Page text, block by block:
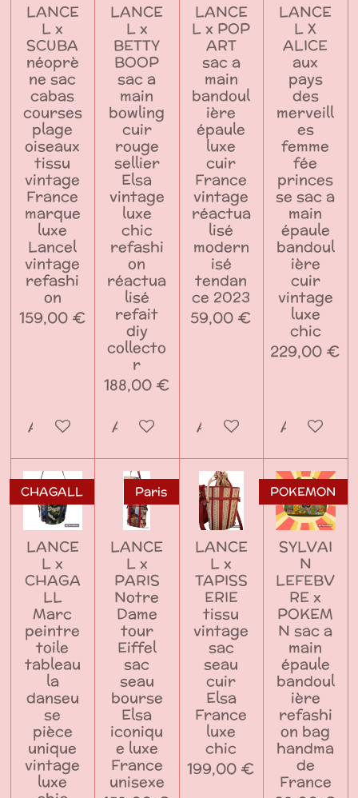
LANCE
L x
SCUBA
néoprè
ne sac
cabas
courses
plage
oiseaux
tissu
vintage
France
marque
luxe
Lancel
vintage
refashi
on
159,00 €
Ajouter au panier
LANCE
L x
BETTY
BOOP
sac a
main
bowling
cuir
rouge
sellier
Elsa
vintage
luxe
chic
refashi
on
réactua
lisé
refait
diy
collecto
r
188,00 €
Ajouter au panier
LANCE
L x POP
ART
sac a
main
bandoul
ière
épaule
luxe
cuir
France
vintage
réactua
lisé
modern
isé
tendan
ce 2023
59,00 €
Ajouter au panier
LANCE
L X
ALICE
aux
pays
des
merveill
es
femme
fée
princes
se sac a
main
épaule
bandoul
ière
cuir
vintage
luxe
chic
229,00 €
Ajouter
CHAGALL
LANCE
L x
CHAGA
LL
Marc
peintre
toile
tableau
la
danseu
se
pièce
unique
vintage
luxe
Paris
LANCE
L x
PARIS
Notre
Dame
tour
Eiffel
sac
seau
bourse
Elsa
iconiqu
e luxe
France
unisexe
LANCE
L x
TAPISS
ERIE
tissu
vintage
sac
seau
cuir
Elsa
France
luxe
chic
199,00 €
POKEMON
SYLVAI
N
LEFEBV
RE x
POKEM
N sac a
main
épaule
bandoul
ière
refashi
on bag
handma
de
France